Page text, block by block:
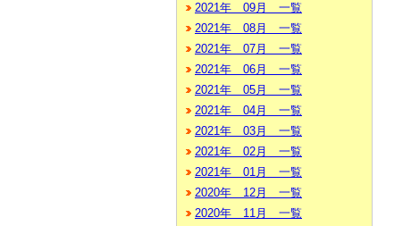
2021年 09月 一覧
2021年 08月 一覧
2021年 07月 一覧
2021年 06月 一覧
2021年 05月 一覧
2021年 04月 一覧
2021年 03月 一覧
2021年 02月 一覧
2021年 01月 一覧
2020年 12月 一覧
2020年 11月 一覧